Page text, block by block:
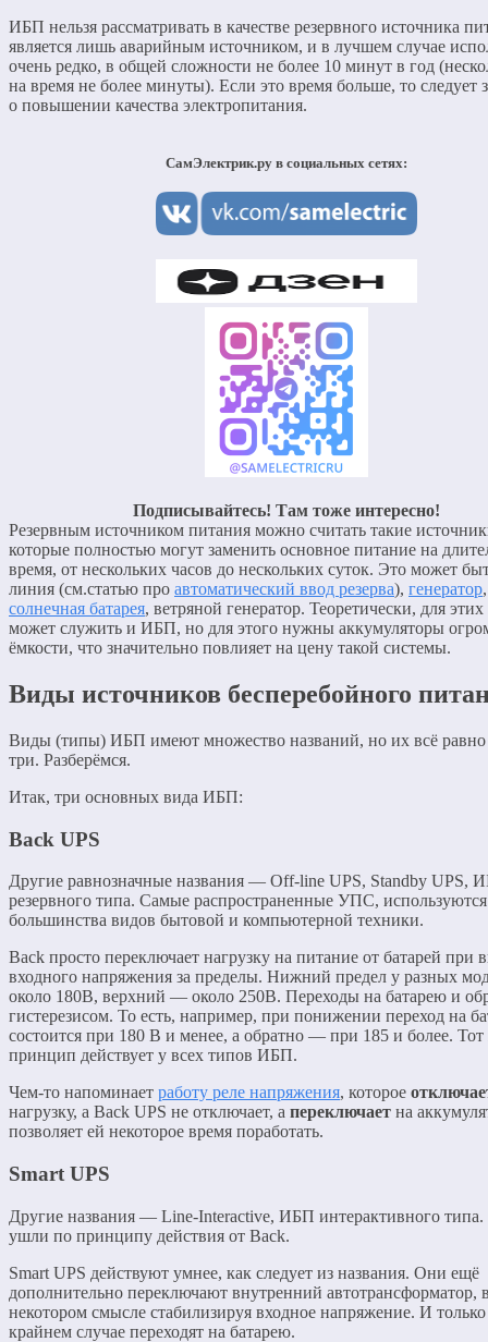
ИБП нельзя рассматривать в качестве резервного источника
является лишь аварийным источником, и в лучшем случае
очень редко, в общей сложности не более 10 минут в год
на время не более минуты). Если это время больше, то следует
о повышении качества электропитания.
СамЭлектрик.ру в социальных сетях:
Подписывайтесь! Там тоже интересно!
Резервным источником питания можно считать такие
которые полностью могут заменить основное питание на
время, от нескольких часов до нескольких суток. Это может
линия (см.статью про автоматический ввод резерва), генератор,
солнечная батарея, ветряной генератор. Теоретически, для
может служить и ИБП, но для этого нужны аккумуляторы
ёмкости, что значительно повлияет на цену такой системы.
Виды источников бесперебойного
Виды (типы) ИБП имеют множество названий, но их всё равно
три. Разберёмся.
Итак, три основных вида ИБП:
Back UPS
Другие равнозначные названия — Off-line UPS, Standby UPS,
резервного типа. Самые распространенные УПС,
большинства видов бытовой и компьютерной техники.
Back просто переключает нагрузку на питание от батарей при
входного напряжения за пределы. Нижний предел у разных
около 180В, верхний — около 250В. Переходы на батарею и
гистерезисом. То есть, например, при понижении переход на
состоится при 180 В и менее, а обратно — при 185 и более.
принцип действует у всех типов ИБП.
Чем-то напоминает работу реле напряжения, которое
нагрузку, а Back UPS не отключает, а переключает на
позволяет ей некоторое время поработать.
Smart UPS
Другие названия — Line-Interactive, ИБП интерактивного типа.
ушли по принципу действия от Back.
Smart UPS действуют умнее, как следует из названия. Они ещё
дополнительно переключают внутренний автотрансформатор,
некотором смысле стабилизируя входное напряжение. И
крайнем случае переходят на батарею.